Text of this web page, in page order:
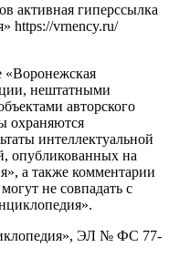
активная гиперссылка
https://vrnency.ru/
«Воронежская
нештатными
авторского
охраняются
интеллектуальной
опубликованных на
а также комментарии
не совпадать с
ЭЛ № ФС 77-